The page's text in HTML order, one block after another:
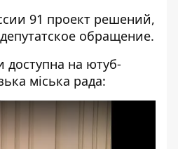
91 проект решений,
обращение.
доступна на ютуб-
міська рада: